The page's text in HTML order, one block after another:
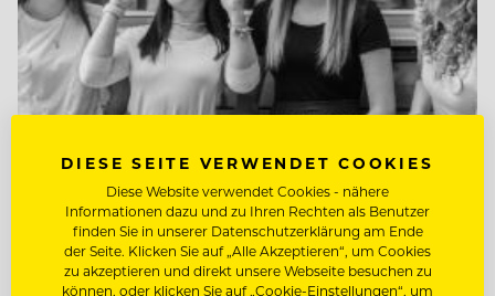
DIESE SEITE VERWENDET COOKIES
Diese Website verwendet Cookies - nähere
Informationen dazu und zu Ihren Rechten als Benutzer
finden Sie in unserer Datenschutzerklärung am Ende
der Seite. Klicken Sie auf „Alle Akzeptieren“, um Cookies
zu akzeptieren und direkt unsere Webseite besuchen zu
können, oder klicken Sie auf „Cookie-Einstellungen“, um